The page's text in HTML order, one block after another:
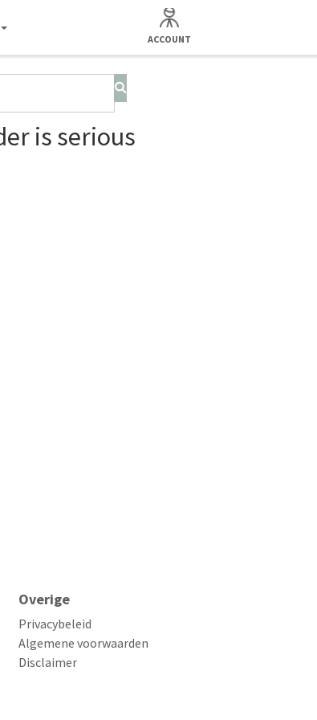
ACCOUNT
is serious
Overige
Privacybeleid
Algemene voorwaarden
Disclaimer